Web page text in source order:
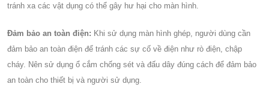
tránh xa các vật dụng có thể gây hư hại cho màn hình.
Đảm bảo an toàn điện: Khi sử dụng màn hình ghép, người dùng cần
đảm bảo an toàn điện để tránh các sự cố về điện như rò điện, chập
cháy. Nên sử dụng ổ cắm chống sét và đấu dây đúng cách để đảm bảo
an toàn cho thiết bị và người sử dụng.